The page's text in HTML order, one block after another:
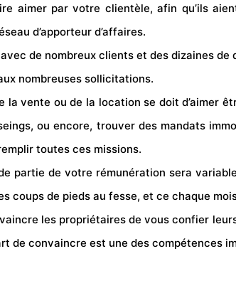
aimer par votre clientèle, afin qu’ils
d’apporteur d’affaires.
de nombreux clients et des dizaines
nombreuses sollicitations.
la vente ou de la location se doit d’aimer
ou encore, trouver des mandats
toutes ces missions.
partie de votre rémunération sera
de pieds au fesse, et ce chaque
les propriétaires de vous confier
de convaincre est une des compétences